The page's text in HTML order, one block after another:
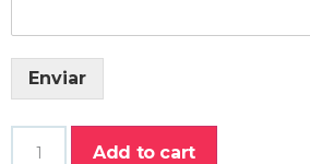
Enviar
Add to cart